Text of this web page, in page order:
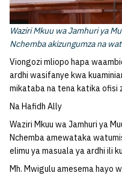
Waziri Mkuu wa Jamhuri ya
Nchemba akizungumza na
Viongozi mliopo hapa
ardhi wasifanye kwa
mikataba na tena katika ofisi
Na Hafidh Ally
Waziri Mkuu wa Jamhuri ya
Nchemba amewataka
elimu ya masuala ya ardhi ili
Mh. Mwigulu amesema hayo